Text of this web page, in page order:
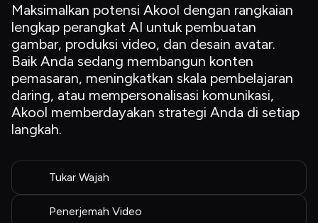
Maksimalkan potensi Akool dengan rangkaian
lengkap perangkat AI untuk pembuatan
gambar, produksi video, dan desain avatar.
Baik Anda sedang membangun konten
pemasaran, meningkatkan skala pembelajaran
daring, atau mempersonalisasi komunikasi,
Akool memberdayakan strategi Anda di setiap
langkah.
Tukar Wajah
Penerjemah Video